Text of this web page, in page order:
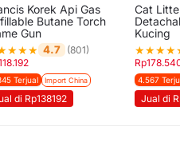
Korek Api Gas
Butane Torch
Gun
★★★ 4.7
(801)
Terjual Import China
di Rp138192
Cat
Kucing
★★★★
Rp
4.567
Jual di